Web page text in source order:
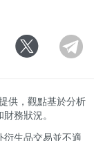
供，觀點基於分析
務狀況。
生品交易並不適